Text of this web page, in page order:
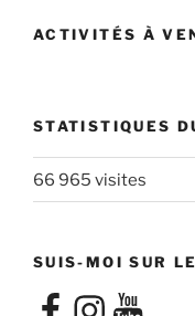
ACTIVITÉS À
STATISTIQUES
66 965 visites
SUIS-MOI SUR
FacebookInstagramYouTube